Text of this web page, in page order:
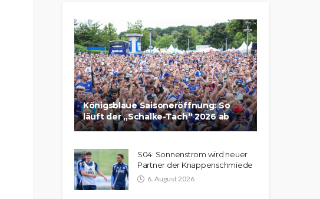
Königsblaue Saisoneröffnung: So
läuft der „Schalke-Tach“ 2026 ab
S04: Sonnenstrom wird neuer
Partner der Knappenschmiede
6. August 2026